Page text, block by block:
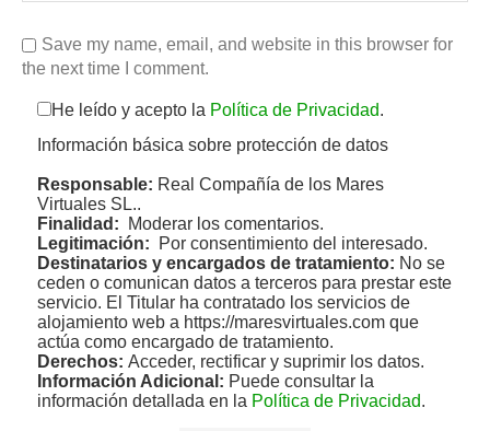
Save my name, email, and website in this browser for
the next time I comment.
He leído y acepto la Política de Privacidad.
Información básica sobre protección de datos
Responsable: Real Compañía de los Mares
Virtuales SL..
Finalidad: Moderar los comentarios.
Legitimación: Por consentimiento del interesado.
Destinatarios y encargados de tratamiento: No se
ceden o comunican datos a terceros para prestar este
servicio. El Titular ha contratado los servicios de
alojamiento web a https://maresvirtuales.com que
actúa como encargado de tratamiento.
Derechos: Acceder, rectificar y suprimir los datos.
Información Adicional: Puede consultar la
información detallada en la Política de Privacidad.